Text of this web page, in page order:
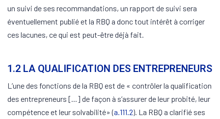
un suivi de ses recommandations, un rapport de suivi sera
éventuellement publié et la RBQ a donc tout intérêt à corriger
ces lacunes, ce qui est peut-être déjà fait.
1.2 LA QUALIFICATION DES ENTREPRENEURS
L’une des fonctions de la RBQ est de « contrôler la qualification
des entrepreneurs [...] de façon à s’assurer de leur probité, leur
compétence et leur solvabilité» (a.111.2). La RBQ a clarifié ses